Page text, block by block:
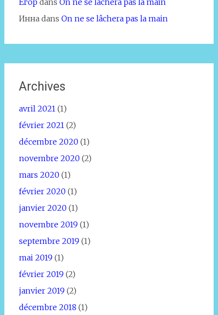
Егорdans On ne se lâchera pas la main
Иннаdans On ne se lâchera pas la main
Archives
avril 2021(1)
février 2021(2)
décembre 2020 (1)
novembre 2020 (2)
mars 2020 (1)
février 2020 (1)
janvier 2020 (1)
novembre 2019 (1)
septembre 2019 (1)
mai 2019 (1)
février 2019 (2)
janvier 2019 (2)
décembre 2018 (1)